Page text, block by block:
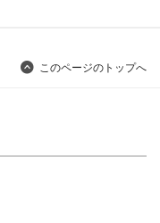
このページのトップへ